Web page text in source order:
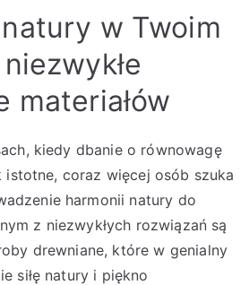
w Twoim
materiałów
kiedy dbanie o równowagę
coraz więcej osób szuka
harmonii natury do
z niezwykłych rozwiązań są
drewniane, które w genialny
siłę natury i piękno